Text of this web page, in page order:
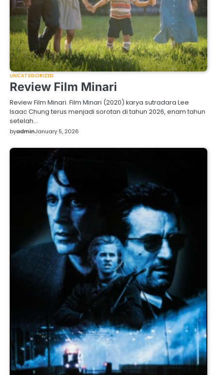
UNCATEGORIZED
Review Film Minari
Review Film Minari. Film Minari (2020) karya sutradara Lee
Isaac Chung terus menjadi sorotan di tahun 2026, enam tahun
setelah…
byadminJanuary 5, 2026